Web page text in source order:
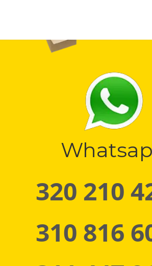
320 210
310 816